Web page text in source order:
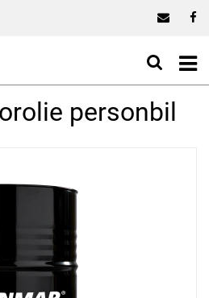
personbil